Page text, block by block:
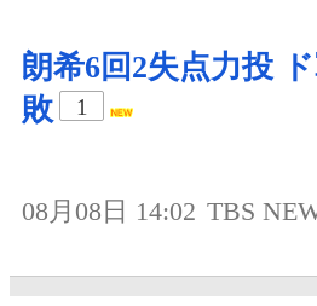
朗希6回2失点力投
敗
1
08月08日 14:02 TBS